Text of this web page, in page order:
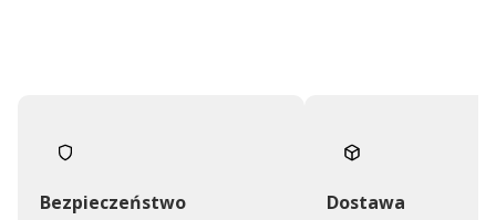
Bezpieczeństwo Dostawa